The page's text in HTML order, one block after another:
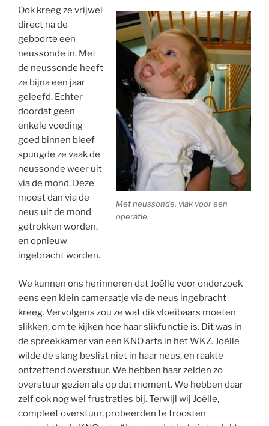
Met neussonde, vlak voor een
operatie.
Ook kreeg ze vrijwel
direct na de
geboorte een
neussonde in. Met
de neussonde heeft
ze bijna een jaar
geleefd. Echter
doordat geen
enkele voeding
goed binnen bleef
spuugde ze vaak de
neussonde weer uit
via de mond. Deze
moest dan via de
neus uit de mond
getrokken worden,
en opnieuw
ingebracht worden.
We kunnen ons herinneren dat Joëlle voor onderzoek
eens een klein cameraatje via de neus ingebracht
kreeg. Vervolgens zou ze wat dik vloeibaars moeten
slikken, om te kijken hoe haar slikfunctie is. Dit was in
de spreekkamer van een KNO arts in het WKZ. Joëlle
wilde de slang beslist niet in haar neus, en raakte
ontzettend overstuur. We hebben haar zelden zo
overstuur gezien als op dat moment. We hebben daar
zelf ook nog wel frustraties bij. Terwijl wij Joëlle,
compleet overstuur, probeerden te troosten